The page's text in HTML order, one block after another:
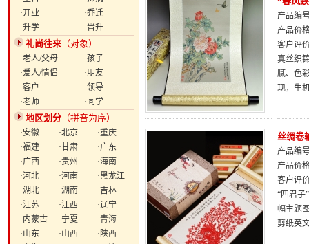
·开业
·乔迁
·升学
·晋升
礼尚往来 （对象）
·老人/父母
·孩子
·爱人/情侣
·朋友
·客户
·领导
·老师
·同学
地区划分 （拼音为序）
·安徽 ·北京
·重庆
·福建
·甘肃
·广东
·广西
·贵州
·海南
·河北
·河南
·黑龙江
·湖北
·湖南
·吉林
·江苏
·江西
·辽宁
·内蒙古
·宁夏
·青海
·山东
·山西
·陕西
产品编
产品价
客户评
真丝织
腻、色
现，生
丝绸卷
产品编
产品价
客户评
“四君子
幅主题
剪纸英